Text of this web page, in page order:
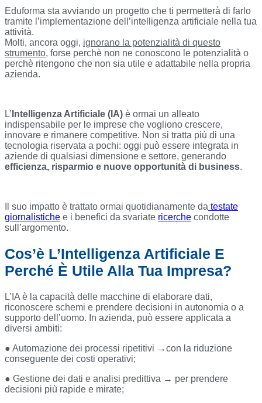
Eduforma sta avviando un progetto che ti permetterà di farlo
tramite l’implementazione dell’intelligenza artificiale nella tua
attività.
Molti, ancora oggi, ignorano la potenzialità di questo
strumento, forse perchè non ne conoscono le potenzialità o
perchè ritengono che non sia utile e adattabile nella propria
azienda.
L’ Intelligenza Artificiale (IA) è ormai un alleato
indispensabile per le imprese che vogliono crescere,
innovare e rimanere competitive. Non si tratta più di una
tecnologia riservata a pochi: oggi può essere integrata in
aziende di qualsiasi dimensione e settore, generando
efficienza, risparmio e nuove opportunità di business.
Il suo impatto è trattato ormai quotidianamente da testate
giornalistiche e i benefici da svariate ricerche condotte
sull’argomento.
Cos’è L’Intelligenza Artificiale E
Perché È Utile Alla Tua Impresa?
L’IA è la capacità delle macchine di elaborare dati,
riconoscere schemi e prendere decisioni in autonomia o a
supporto dell’uomo. In azienda, può essere applicata a
diversi ambiti:
● Automazione dei processi ripetitivi →con la riduzione
conseguente dei costi operativi;
● Gestione dei dati e analisi predittiva → per prendere
decisioni più rapide e mirate;